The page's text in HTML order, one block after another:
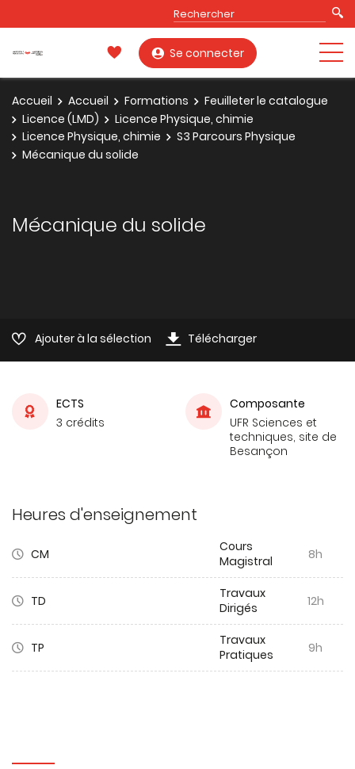
Se connecter
Accueil Accueil Formations
Feuilleter le catalogue
Licence (LMD)
Licence Physique, chimie
Licence Physique, chimie
S3 Parcours Physique
Mécanique du solide
Mécanique du solide
Ajouter à la sélection Télécharger
ECTS
3 crédits
Composante
UFR Sciences et
techniques, site de
Besançon
Heures d'enseignement
CM
Cours
Magistral
8h
TD
Travaux
Dirigés
12h
TP
Travaux
Pratiques
9h